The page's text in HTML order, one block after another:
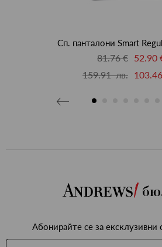
Сп. панталони Smart
81.76 € 52.90
159.91 лв.
Абонирайте се за